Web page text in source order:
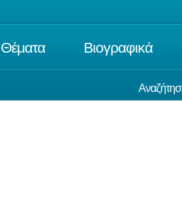
Θέματα Βιογραφικά